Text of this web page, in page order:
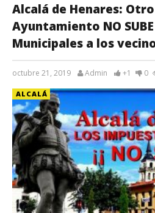
Alcalá de Henares:
Ayuntamiento NO
Municipales a los
octubre 21, 2019 Admin +1 0
ALCALÁ